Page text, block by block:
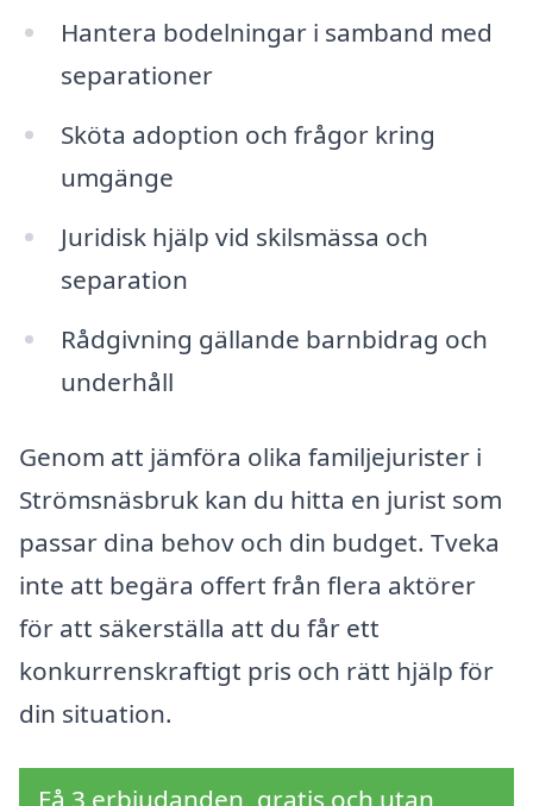
Hantera bodelningar i samband med
separationer
Sköta adoption och frågor kring
umgänge
Juridisk hjälp vid skilsmässa och
separation
Rådgivning gällande barnbidrag och
underhåll
Genom att jämföra olika familjejurister i
Strömsnäsbruk kan du hitta en jurist som
passar dina behov och din budget. Tveka
inte att begära offert från flera aktörer
för att säkerställa att du får ett
konkurrenskraftigt pris och rätt hjälp för
din situation.
Få 3 erbjudanden, gratis och utan